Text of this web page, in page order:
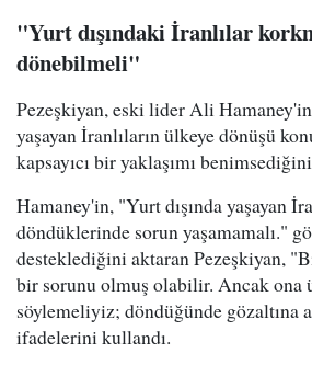
"Yurt dışındaki İranlılar
dönebilmeli"
Pezeşkiyan, eski lider Ali
yaşayan İranlıların ülkeye dönüşü
kapsayıcı bir yaklaşımı
Hamaney'in, "Yurt dışında yaşayan
döndüklerinde sorun yaşamamalı."
desteklediğini aktaran Pezeşkiyan,
bir sorunu olmuş olabilir. Ancak ona
söylemeliyiz; döndüğünde gözaltına
ifadelerini kullandı.